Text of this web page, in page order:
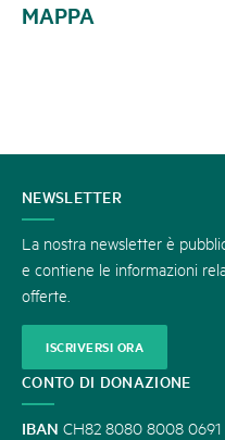
MAPPA
CONTATTATECI
NEWSLETTER
La nostra newsletter è
e contiene le informazioni
offerte.
ISCRIVERSI ORA
CONTO DI DONAZIONE
IBAN CH82 8080 8008